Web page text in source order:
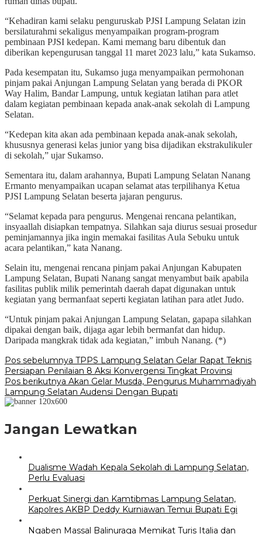
“Kehadiran kami selaku penguruskab PJSI Lampung Selatan izin
bersilaturahmi sekaligus menyampaikan program-program
pembinaan PJSI kedepan. Kami memang baru dibentuk dan
diberikan kepengurusan tanggal 11 maret 2023 lalu,” kata Sukamso.
Pada kesempatan itu, Sukamso juga menyampaikan permohonan
pinjam pakai Anjungan Lampung Selatan yang berada di PKOR
Way Halim, Bandar Lampung, untuk kegiatan latihan para atlet
dalam kegiatan pembinaan kepada anak-anak sekolah di Lampung
Selatan.
“Kedepan kita akan ada pembinaan kepada anak-anak sekolah,
khususnya generasi kelas junior yang bisa dijadikan ekstrakulikuler
di sekolah,” ujar Sukamso.
Sementara itu, dalam arahannya, Bupati Lampung Selatan Nanang
Ermanto menyampaikan ucapan selamat atas terpilihanya Ketua
PJSI Lampung Selatan beserta jajaran pengurus.
“Selamat kepada para pengurus. Mengenai rencana pelantikan,
insyaallah disiapkan tempatnya. Silahkan saja diurus sesuai prosedur
peminjamannya jika ingin memakai fasilitas Aula Sebuku untuk
acara pelantikan,” kata Nanang.
Selain itu, mengenai rencana pinjam pakai Anjungan Kabupaten
Lampung Selatan, Bupati Nanang sangat menyambut baik apabila
fasilitas publik milik pemerintah daerah dapat digunakan untuk
kegiatan yang bermanfaat seperti kegiatan latihan para atlet Judo.
“Untuk pinjam pakai Anjungan Lampung Selatan, gapapa silahkan
dipakai dengan baik, dijaga agar lebih bermanfat dan hidup.
Daripada mangkrak tidak ada kegiatan,” imbuh Nanang. (*)
Navigasi
pos
Pos sebelumnya TPPS Lampung Selatan Gelar Rapat Teknis
Persiapan Penilaian 8 Aksi Konvergensi Tingkat Provinsi
Pos berikutnya Akan Gelar Musda, Pengurus Muhammadiyah
Lampung Selatan Audensi Dengan Bupati
Jangan Lewatkan
Dualisme Wadah Kepala Sekolah di Lampung Selatan,
Perlu Evaluasi
Perkuat Sinergi dan Kamtibmas Lampung Selatan,
Kapolres AKBP Deddy Kurniawan Temui Bupati Egi
Ngaben Massal Balinuraga Memikat Turis Italia dan